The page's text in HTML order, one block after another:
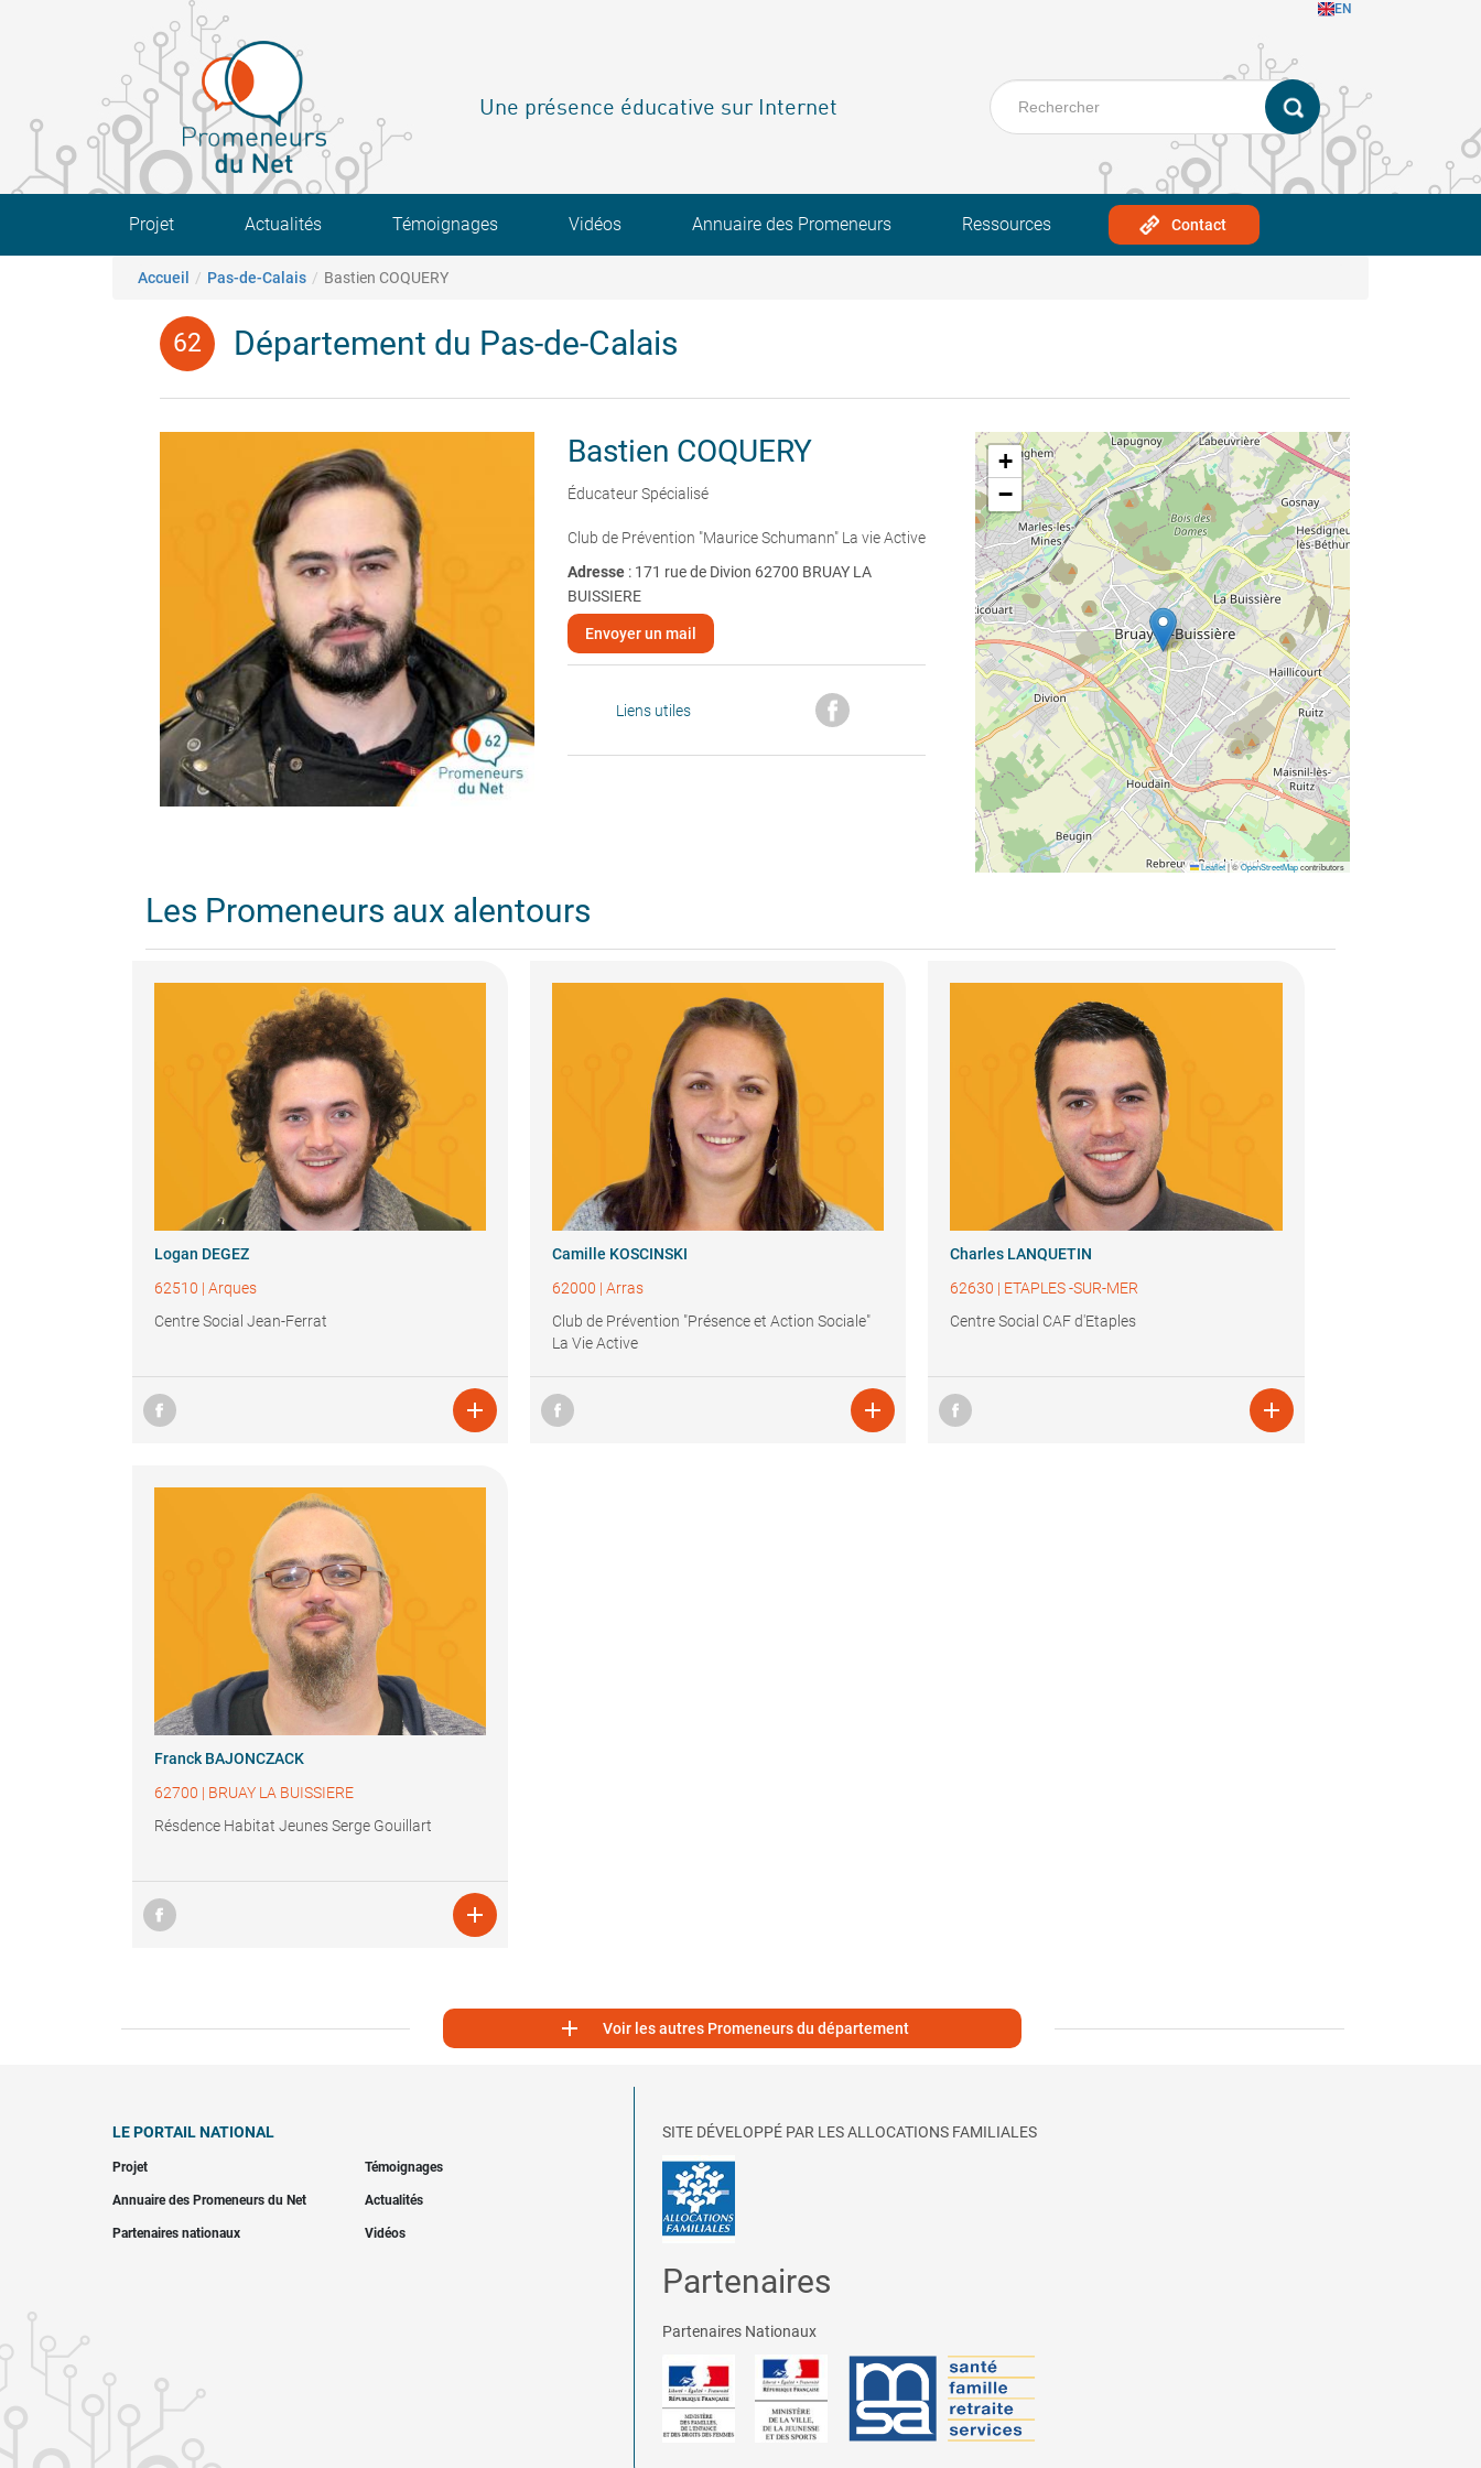
EN
Une présence éducative sur Internet
Main navigation
Projet Actualités Témoignages Vidéos Annuaire des Promeneurs Ressources Contact
Fil d'Ariane
Accueil Pas-de-Calais Bastien COQUERY
Département du Pas-de-Calais
Bastien COQUERY
Éducateur Spécialisé
Club de Prévention "Maurice Schumann" La vie Active
Adresse : 171 rue de Divion 62700 BRUAY LA
BUISSIERE
Envoyer un mail
Liens utiles
+
−
Leaflet|©OpenStreetMapcontributors
Les Promeneurs aux alentours
Logan DEGEZ
62510 | Arques
Centre Social Jean-Ferrat

Camille KOSCINSKI
62000 | Arras
Club de Prévention "Présence et Action Sociale"
La Vie Active

Charles LANQUETIN
62630 | ETAPLES -SUR-MER
Centre Social CAF d'Etaples

Franck BAJONCZACK
62700 | BRUAY LA BUISSIERE
Résdence Habitat Jeunes Serge Gouillart

 Voir les autres Promeneurs du département
LE PORTAIL NATIONAL
Projet Témoignages
Annuaire des Promeneurs du Net Actualités
Partenaires nationaux Vidéos
SITE DÉVELOPPÉ PAR LES ALLOCATIONS FAMILIALES
Partenaires
Partenaires Nationaux